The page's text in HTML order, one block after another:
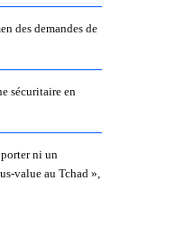
des demandes de
sécuritaire en
ni un
value au Tchad »,